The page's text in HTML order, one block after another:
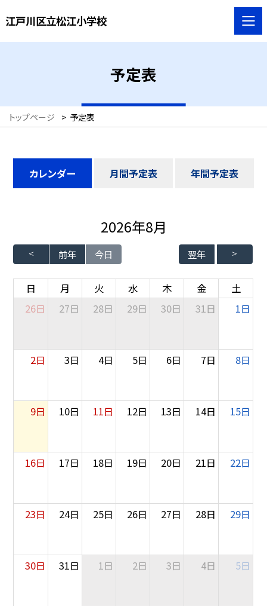
江戸川区立松江小学校
予定表
トップページ > 予定表
カレンダー 月間予定表 年間予定表
前年 今日
2026年8月
翌年
日 月 火 水 木 金
土
26日
27日 28日 29日 30日 31日 1日
2日 3日 4日 5日 6日 7日 8日
9日 10日 11日 12日 13日 14日 15日
16日 17日 18日 19日 20日 21日 22日
23日 24日 25日 26日 27日 28日 29日
30日 31日 1日 2日 3日 4日 5日